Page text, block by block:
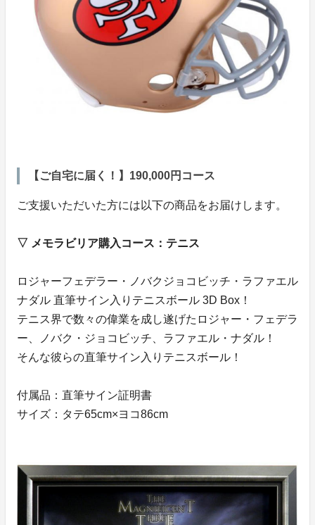
【ご自宅に届く！】190,000円コース
ご支援いただいた方には以下の商品をお届けします。
▽ メモラビリア購入コース：テニス
ロジャーフェデラー・ノバクジョコビッチ・ラファエル
ナダル 直筆サイン入りテニスボール 3D Box！
テニス界で数々の偉業を成し遂げたロジャー・フェデラ
ー、ノバク・ジョコビッチ、ラファエル・ナダル！
そんな彼らの直筆サイン入りテニスボール！
付属品：直筆サイン証明書
サイズ：タテ65cm×ヨコ86cm